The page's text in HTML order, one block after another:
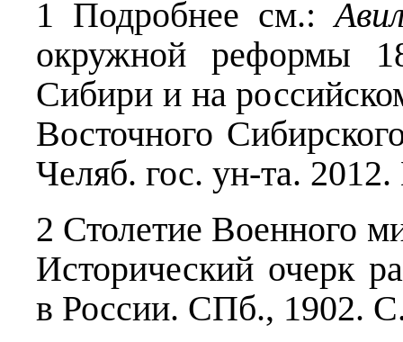
1 Подробнее см.:
окружной реформы
Сибири и на
Восточного
Челяб. гос. ун-та.
2 Столетие Военного
Исторический очерк
в России. СПб., 1902.